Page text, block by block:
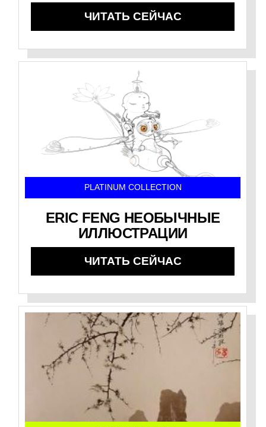
ЧИТАТЬ СЕЙЧАС
PLATINUM COLLECTION
ERIC FENG НЕОБЫЧНЫЕ
ИЛЛЮСТРАЦИИ
ЧИТАТЬ СЕЙЧАС